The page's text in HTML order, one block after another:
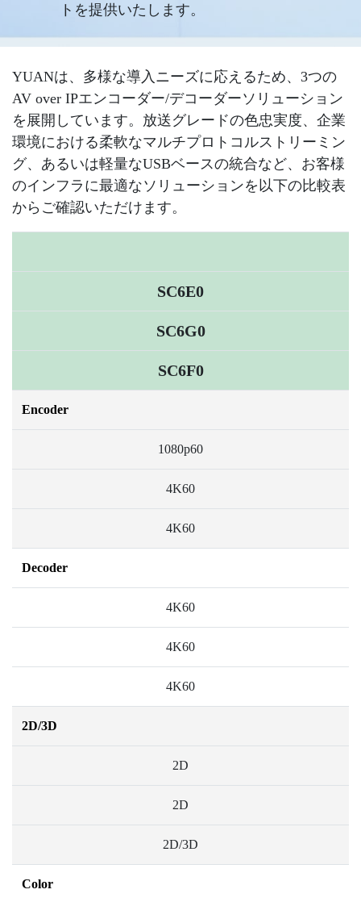
トを提供いたします。
YUANは、多様な導入ニーズに応えるため、3つの
AV over IPエンコーダー/デコーダーソリューション
を展開しています。放送グレードの色忠実度、企業
環境における柔軟なマルチプロトコルストリーミン
グ、あるいは軽量なUSBベースの統合など、お客様
のインフラに最適なソリューションを以下の比較表
からご確認いただけます。
SC6E0
SC6G0
SC6F0
Encoder
1080p60
4K60
4K60
Decoder
4K60
4K60
4K60
2D/3D
2D
2D
2D/3D
Color